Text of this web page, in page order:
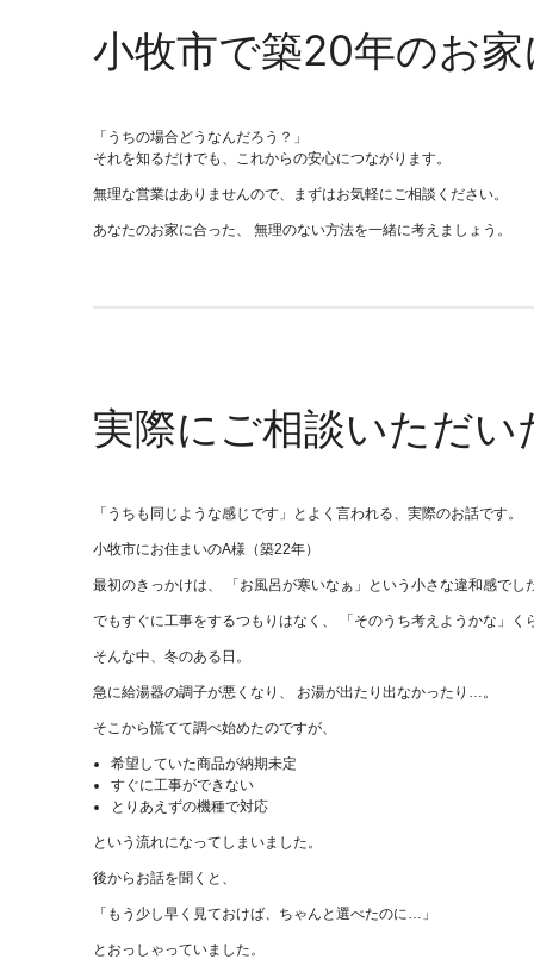
小牧市で築20年のお
「うちの場合どうなんだろう？」
それを知るだけでも、これからの安心につながります。
無理な営業はありませんので、まずはお気軽にご相談ください。
あなたのお家に合った、 無理のない方法を一緒に考えましょう。
実際にご相談いただ
「うちも同じような感じです」とよく言われる、実際のお話です。
小牧市にお住まいのA様（築22年）
最初のきっかけは、 「お風呂が寒いなぁ」という小さな違和感でし
でもすぐに工事をするつもりはなく、 「そのうち考えようかな」く
そんな中、冬のある日。
急に給湯器の調子が悪くなり、 お湯が出たり出なかったり…。
そこから慌てて調べ始めたのですが、
希望していた商品が納期未定
すぐに工事ができない
とりあえずの機種で対応
という流れになってしまいました。
後からお話を聞くと、
「もう少し早く見ておけば、ちゃんと選べたのに…」
とおっしゃっていました。